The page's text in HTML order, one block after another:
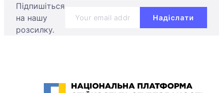
Підпишіться
на нашу
розсилку.
Національна платформа стійкості та згуртованості